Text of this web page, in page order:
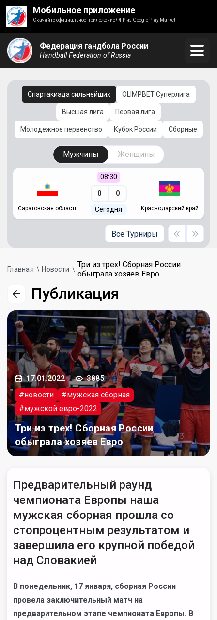
Мобильное приложение
Скачайте официальное приложение ФГР из Google Play Market
Федерация гандбола России
Handball Federation of Russia
Спартакиада сильнейших OLIMPBET Суперлига
Высшая лига Первая лига
Молодежное первенство Кубок России Сборные
Мужчины Женщины
Саратовская область
08:30
0 0
Сегодня Краснодарский край
Все Турниры
Главная Новости
Три из трех! Сборная России
обыграла хозяев Евро
Публикация
17.01.2022
3885
#новости
#мужская сборная
#мужской евро-2022
Три из трех! Сборная России
обыграла хозяев Евро
Предварительный раунд
чемпионата Европы наша
мужская сборная прошла со
стопроцентным результатом и
завершила его крупной победой
над Словакией
В понедельник, 17 января, сборная России
провела заключительный матч на
предварительном этапе чемпионата Европы. В